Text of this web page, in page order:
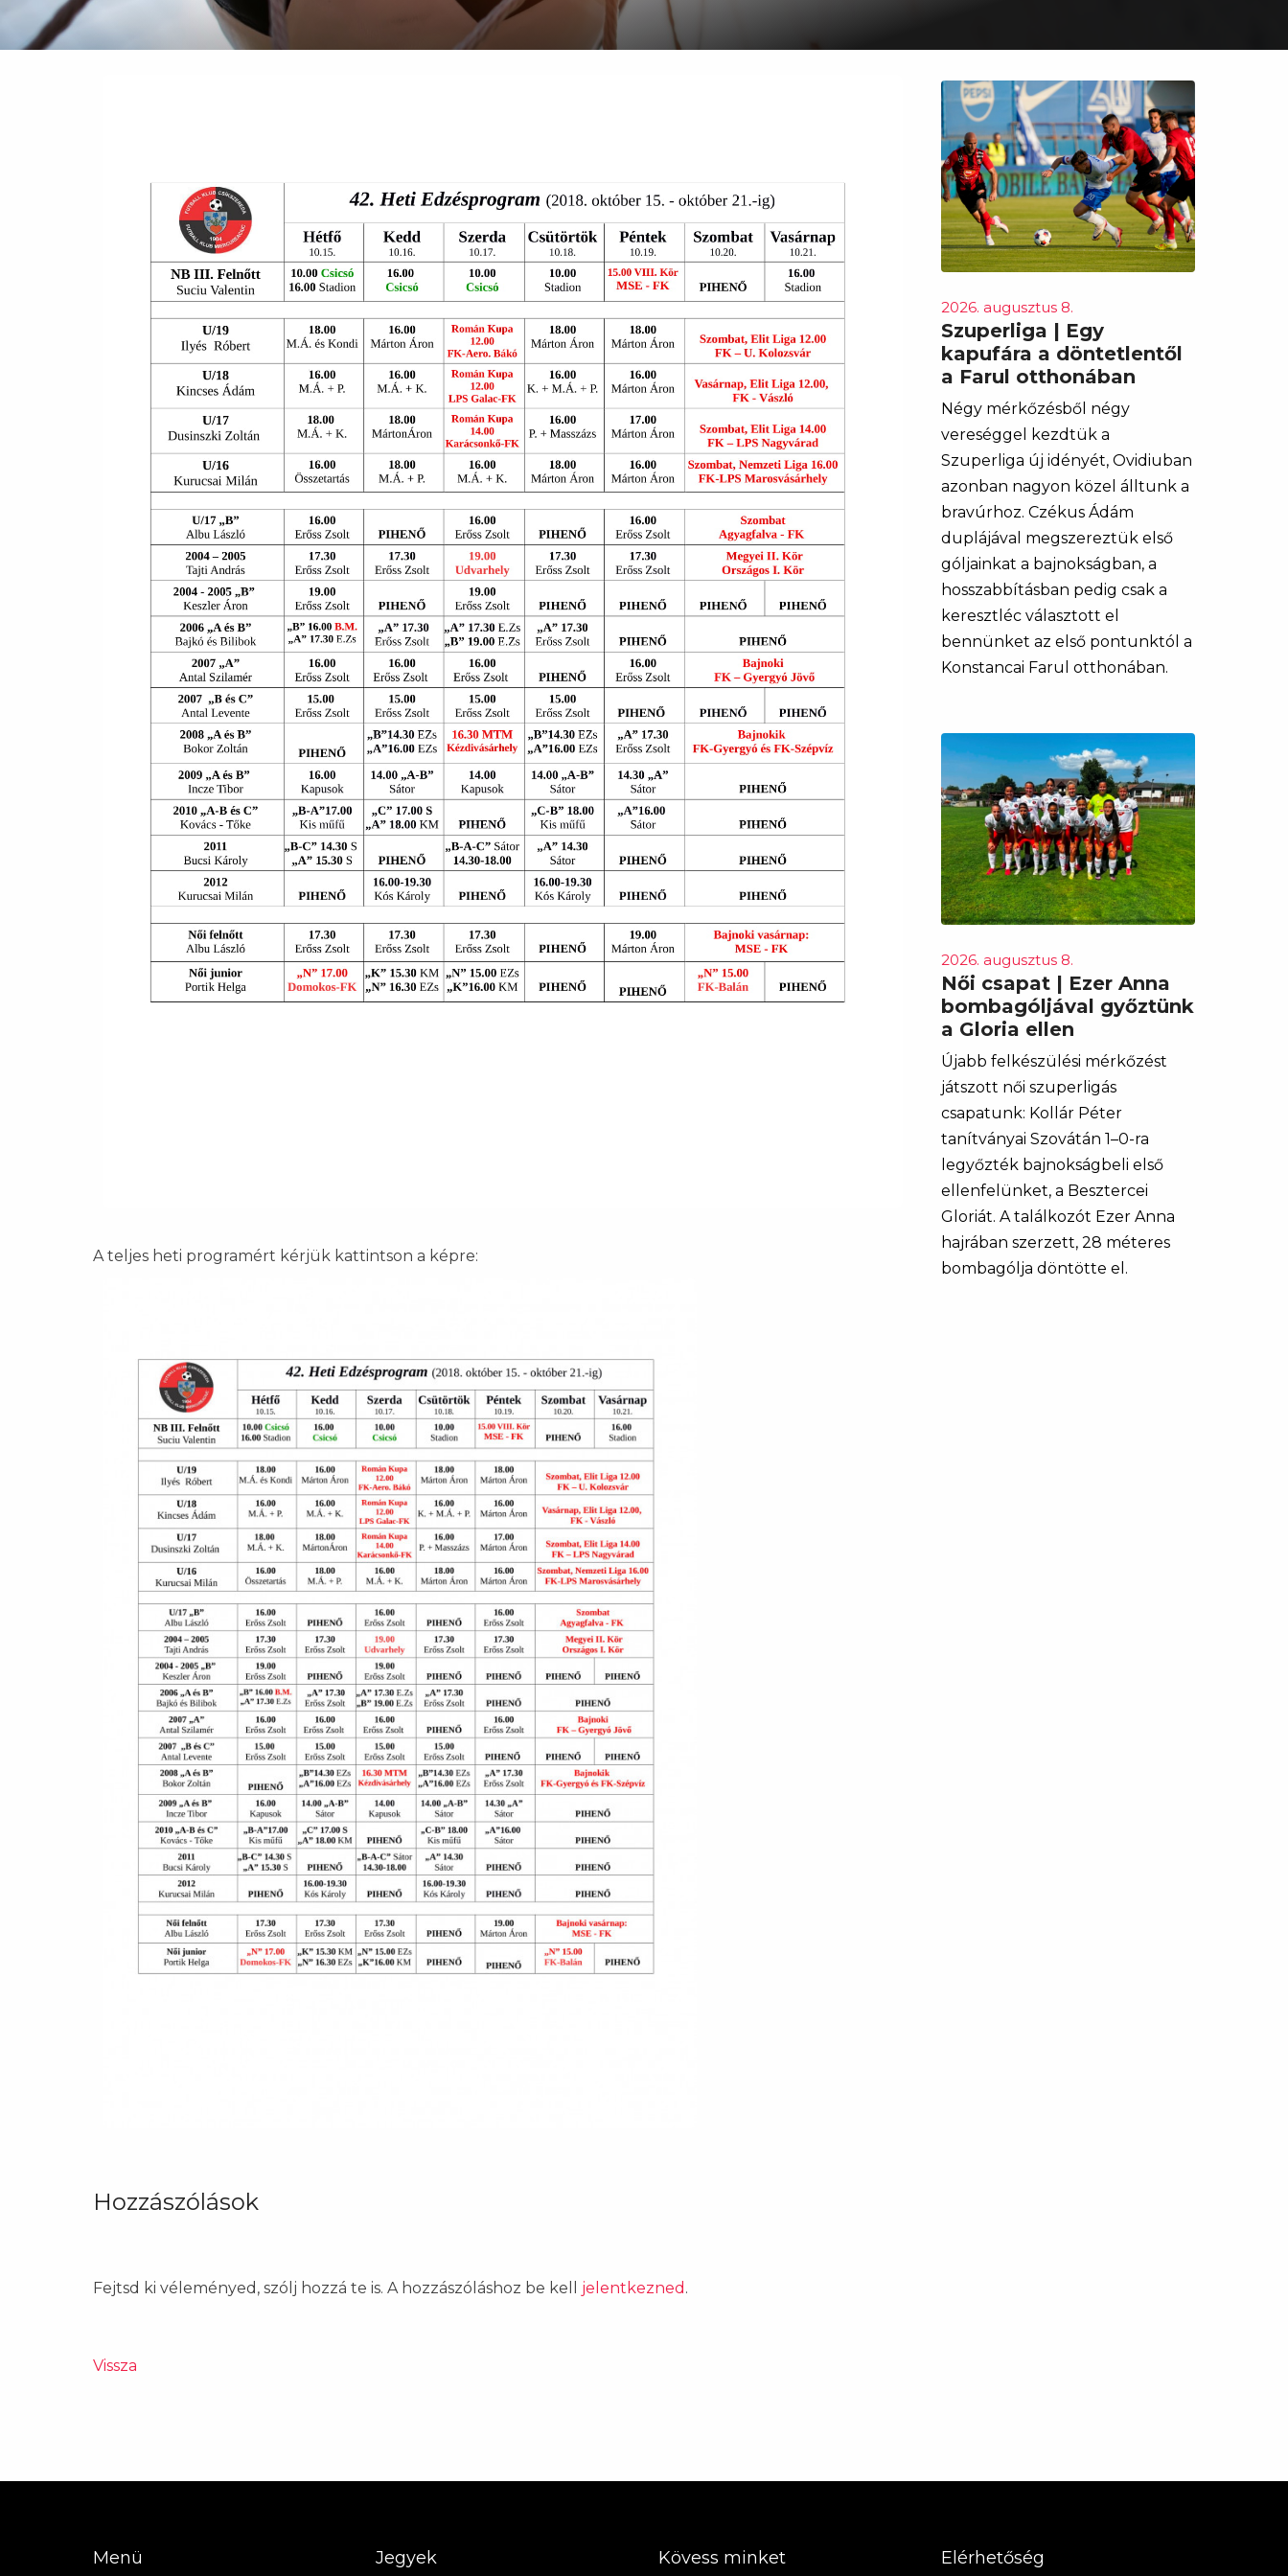
A teljes heti programért kérjük kattintson a képre:
2026. augusztus 8.
Szuperliga | Egy
kapufára a döntetlentől
a Farul otthonában
Négy mérkőzésből négy
vereséggel kezdtük a
Szuperliga új idényét, Ovidiuban
azonban nagyon közel álltunk a
bravúrhoz. Czékus Ádám
duplájával megszereztük első
góljainkat a bajnokságban, a
hosszabbításban pedig csak a
keresztléc választott el
bennünket az első pontunktól a
Konstancai Farul otthonában.
2026. augusztus 8.
Női csapat | Ezer Anna
bombagóljával győztünk
a Gloria ellen
Újabb felkészülési mérkőzést
játszott női szuperligás
csapatunk: Kollár Péter
tanítványai Szovátán 1–0-ra
legyőzték bajnokságbeli első
ellenfelünket, a Besztercei
Gloriát. A találkozót Ezer Anna
hajrában szerzett, 28 méteres
bombagólja döntötte el.
Hozzászólások
Fejtsd ki véleményed, szólj hozzá te is. A hozzászóláshoz be kell jelentkezned .
Vissza
Menü Jegyek Kövess minket Elérhetőség